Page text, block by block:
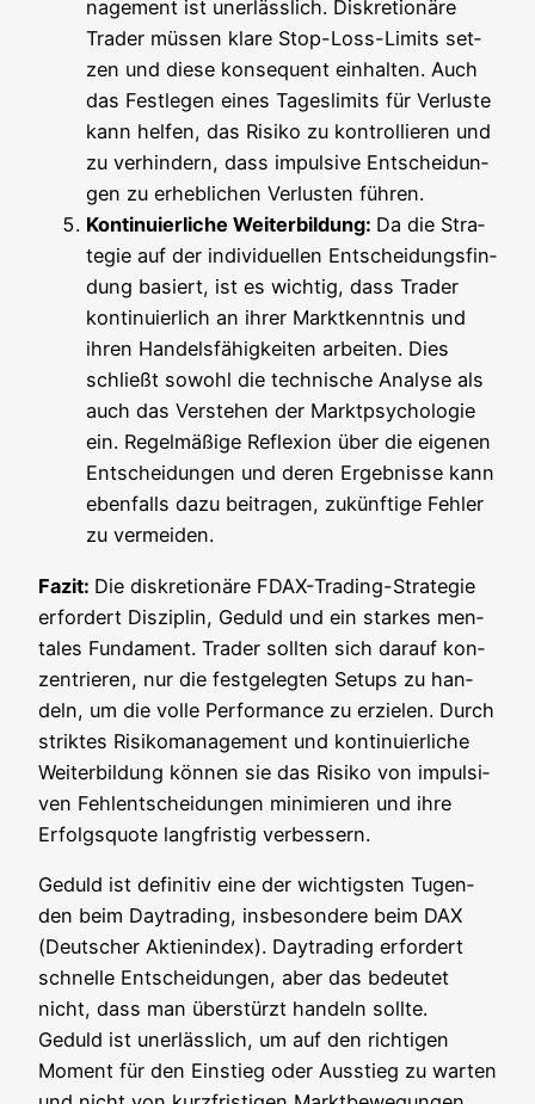
nage­ment ist uner­läss­lich. Dis­kre­tio­nä­re
Trader müs­sen kla­re Stop-Loss-Limits set­
zen und die­se kon­se­quent ein­hal­ten. Auch
das Fest­le­gen eines Tages­li­mits für Ver­lus­te
kann hel­fen, das Risi­ko zu kon­trol­lie­ren und
zu ver­hin­dern, dass impul­si­ve Ent­schei­dun­
gen zu erheb­li­chen Ver­lus­ten führen.
Kon­ti­nu­ier­li­che Wei­ter­bil­dung: Da die Stra­
te­gie auf der indi­vi­du­el­len Ent­schei­dungs­fin­
dung basiert, ist es wich­tig, dass Trader
kon­ti­nu­ier­lich an ihrer Markt­kennt­nis und
ihren Han­dels­fä­hig­kei­ten arbei­ten. Dies
schließt sowohl die tech­ni­sche Ana­ly­se als
auch das Ver­ste­hen der Markt­psy­cho­lo­gie
ein. Regel­mä­ßi­ge Refle­xi­on über die eige­nen
Ent­schei­dun­gen und deren Ergeb­nis­se kann
eben­falls dazu bei­tra­gen, zukünf­ti­ge Feh­ler
zu vermeiden.
Fazit: Die dis­kre­tio­nä­re FDAX-Tra­ding-Stra­te­gie
erfor­dert Dis­zi­plin, Geduld und ein star­kes men­
ta­les Fun­da­ment. Trader soll­ten sich dar­auf kon­
zen­trie­ren, nur die fest­ge­leg­ten Set­ups zu han­
deln, um die vol­le Per­for­mance zu erzie­len. Durch
strik­tes Risi­ko­ma­nage­ment und kon­ti­nu­ier­li­che
Wei­ter­bil­dung kön­nen sie das Risi­ko von impul­si­
ven Fehl­ent­schei­dun­gen mini­mie­ren und ihre
Erfolgs­quo­te lang­fris­tig verbessern.
Geduld ist defi­ni­tiv eine der wich­tigs­ten Tugen­
den beim Day­tra­ding, ins­be­son­de­re beim DAX
(Deut­scher Akti­en­in­dex). Day­tra­ding erfor­dert
schnel­le Ent­schei­dun­gen, aber das bedeu­tet
nicht, dass man über­stürzt han­deln soll­te.
Geduld ist uner­läss­lich, um auf den rich­ti­gen
Moment für den Ein­stieg oder Aus­stieg zu war­ten